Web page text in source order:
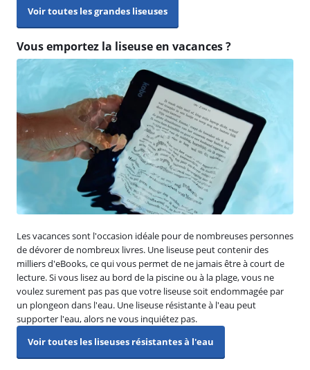
Voir toutes les grandes liseuses
Vous emportez la liseuse en vacances ?
Les vacances sont l'occasion idéale pour de nombreuses personnes
de dévorer de nombreux livres. Une liseuse peut contenir des
milliers d'eBooks, ce qui vous permet de ne jamais être à court de
lecture. Si vous lisez au bord de la piscine ou à la plage, vous ne
voulez surement pas pas que votre liseuse soit endommagée par
un plongeon dans l'eau. Une liseuse résistante à l'eau peut
supporter l'eau, alors ne vous inquiétez pas.
Voir toutes les liseuses résistantes à l'eau